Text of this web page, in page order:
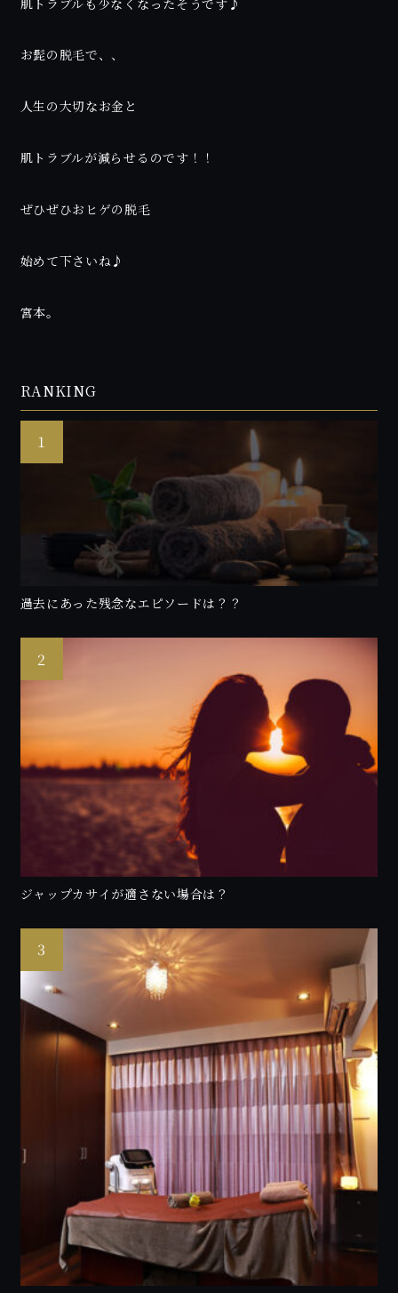
肌トラブルも少なくなったそうです♪
お髭の脱毛で、、
人生の大切なお金と
肌トラブルが減らせるのです！！
ぜひぜひおヒゲの脱毛
始めて下さいね♪
宮本。
RANKING
過去にあった残念なエピソードは？？
ジャップカサイが適さない場合は？